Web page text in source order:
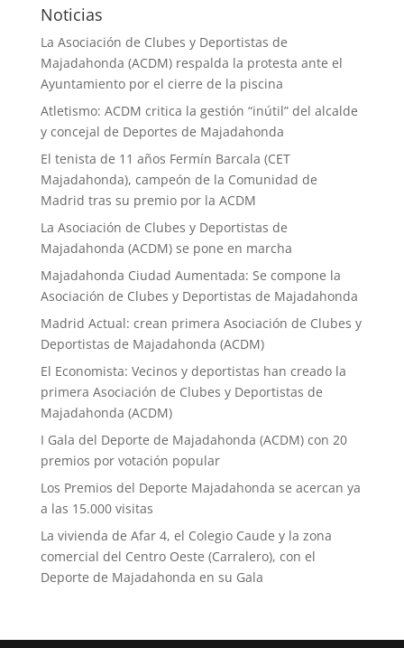
Noticias
La Asociación de Clubes y Deportistas de
Majadahonda (ACDM) respalda la protesta ante el
Ayuntamiento por el cierre de la piscina
Atletismo: ACDM critica la gestión “inútil” del alcalde
y concejal de Deportes de Majadahonda
El tenista de 11 años Fermín Barcala (CET
Majadahonda), campeón de la Comunidad de
Madrid tras su premio por la ACDM
La Asociación de Clubes y Deportistas de
Majadahonda (ACDM) se pone en marcha
Majadahonda Ciudad Aumentada: Se compone la
Asociación de Clubes y Deportistas de Majadahonda
Madrid Actual: crean primera Asociación de Clubes y
Deportistas de Majadahonda (ACDM)
El Economista: Vecinos y deportistas han creado la
primera Asociación de Clubes y Deportistas de
Majadahonda (ACDM)
I Gala del Deporte de Majadahonda (ACDM) con 20
premios por votación popular
Los Premios del Deporte Majadahonda se acercan ya
a las 15.000 visitas
La vivienda de Afar 4, el Colegio Caude y la zona
comercial del Centro Oeste (Carralero), con el
Deporte de Majadahonda en su Gala